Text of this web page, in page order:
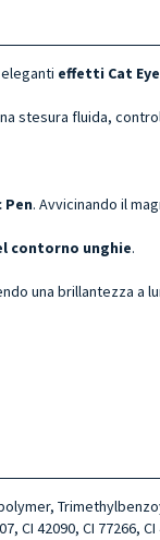
effetti Cat Eye
stesura fluida,
Pen. Avvicinando il
contorno unghie.
una brillantezza a
42090, CI 77266, CI